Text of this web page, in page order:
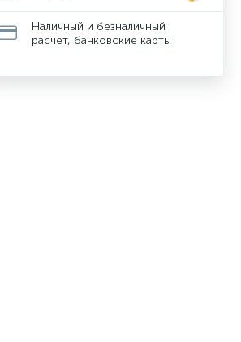
Наличный и безналичный
расчет, банковские карты